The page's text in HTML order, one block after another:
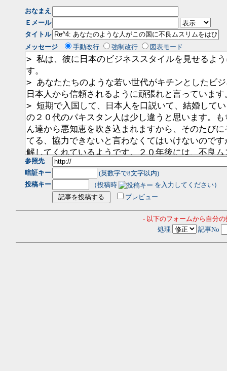
おなまえ
Ｅメール
タイトル
メッセージ
手動改行 強制改行 図表モード
参照先
暗証キー
(英数字で8文字以内)
投稿キー
（投稿時
を入力してください）
プレビュー
- 以下のフォームから自分
処理
記事No